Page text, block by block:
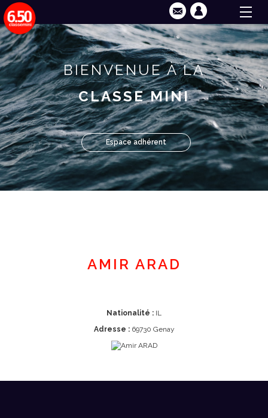
BIENVENUE À LA
CLASSE MINI
Espace adhérent
AMIR ARAD
Nationalité : IL
Adresse :69730 Genay